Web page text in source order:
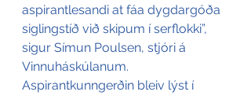
aspirantlesandi at fáa dygdargóða
siglingstíð við skipum í serflokki”,
sigur Símun Poulsen, stjóri á
Vinnuháskúlanum.
Aspirantkunngerðin bleiv lýst í